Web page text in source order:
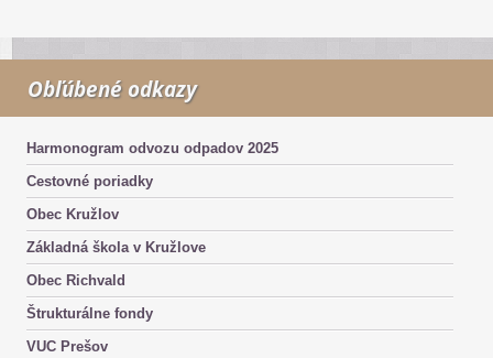
Obľúbené odkazy
Harmonogram odvozu odpadov 2025
Cestovné poriadky
Obec Kružlov
Základná škola v Kružlove
Obec Richvald
Štrukturálne fondy
VUC Prešov